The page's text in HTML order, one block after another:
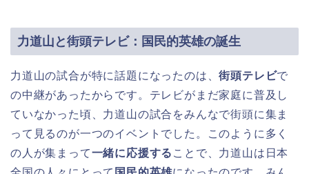
力道山と街頭テレビ：国民的英雄の誕生
力道山の試合が特に話題になったのは、街頭テレビで
の中継があったからです。テレビがまだ家庭に普及し
ていなかった頃、力道山の試合をみんなで街頭に集ま
って見るのが一つのイベントでした。このように多く
の人が集まって一緒に応援する ことで、力道山は日本